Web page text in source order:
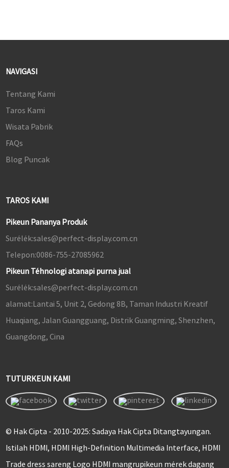
NAVIGASI
Tentang Kami
Taros Kami
Wisata Pabrik
FAQs
Blog Puncak
TAROS KAMI
Pikeun Pananya Produk
Surélék:sales@perfect-display.com.cn
Telepon:0086-755-27085962
Pikeun Téhnologi atanapi purna jual
Surélék:sales@perfect-display.com.cn
alamat:Lantai 5, Unit 2, Gedong 8B, Taman Industri Kreatif
Huaqiang, Jalan Guangguang, Distrik Guangming, Shenzhen,
Guangdong, Cina
TUTURKEUN KAMI
© Hak Cipta - 2010-2025: Sadaya Hak Cipta Ditangtayungan.
Istilah HDMI, HDMI High-Definition Multimedia Interface, HDMI
Trade dress sareng Logo HDMI mangrupikeun mérek dagang